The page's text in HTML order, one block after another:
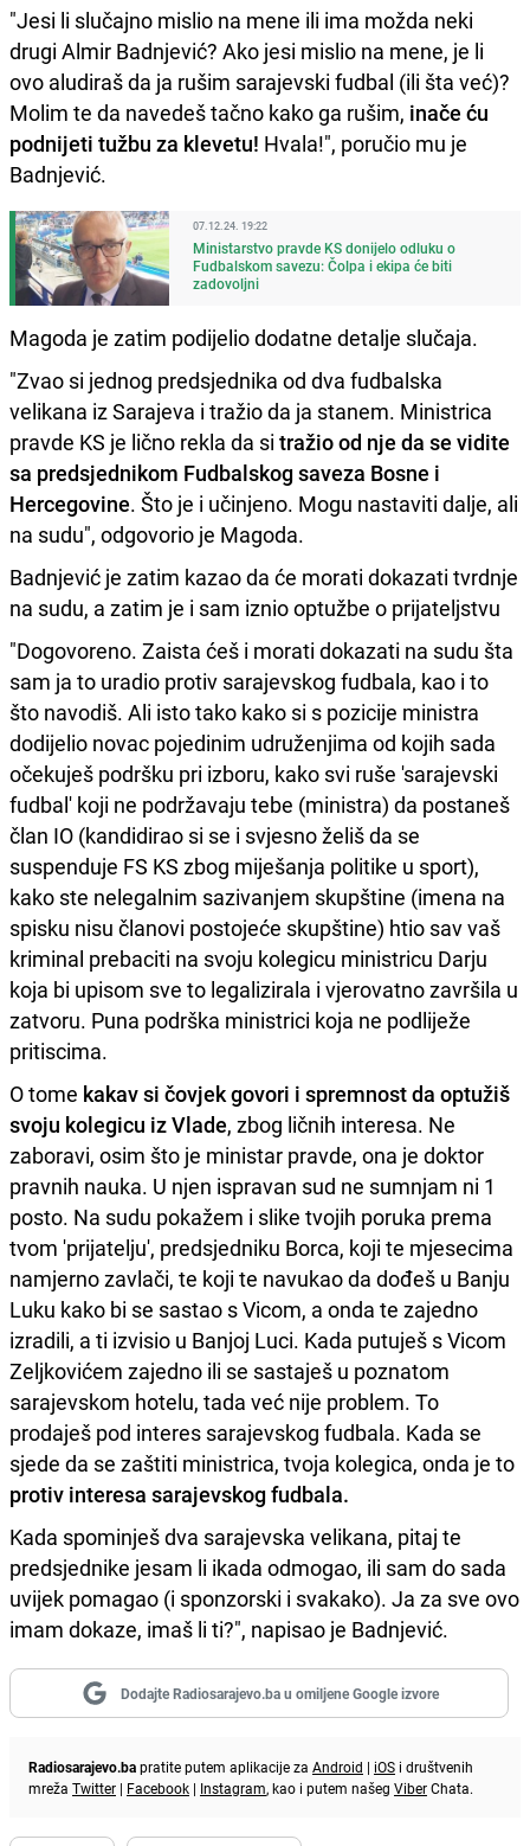
"Jesi li slučajno mislio na mene ili ima možda neki
drugi Almir Badnjević? Ako jesi mislio na mene, je li
ovo aludiraš da ja rušim sarajevski fudbal (ili šta već)?
Molim te da navedeš tačno kako ga rušim, inače ću
podnijeti tužbu za klevetu! Hvala!", poručio mu je
Badnjević.
07.12.24. 19:22
Ministarstvo pravde KS donijelo odluku o
Fudbalskom savezu: Čolpa i ekipa će biti
zadovoljni
Magoda je zatim podijelio dodatne detalje slučaja.
"Zvao si jednog predsjednika od dva fudbalska
velikana iz Sarajeva i tražio da ja stanem. Ministrica
pravde KS je lično rekla da si tražio od nje da se vidite
sa predsjednikom Fudbalskog saveza Bosne i
Hercegovine. Što je i učinjeno. Mogu nastaviti dalje, ali
na sudu", odgovorio je Magoda.
Badnjević je zatim kazao da će morati dokazati tvrdnje
na sudu, a zatim je i sam iznio optužbe o prijateljstvu
"Dogovoreno. Zaista ćeš i morati dokazati na sudu šta
sam ja to uradio protiv sarajevskog fudbala, kao i to
što navodiš. Ali isto tako kako si s pozicije ministra
dodijelio novac pojedinim udruženjima od kojih sada
očekuješ podršku pri izboru, kako svi ruše 'sarajevski
fudbal' koji ne podržavaju tebe (ministra) da postaneš
član IO (kandidirao si se i svjesno želiš da se
suspenduje FS KS zbog miješanja politike u sport),
kako ste nelegalnim sazivanjem skupštine (imena na
spisku nisu članovi postojeće skupštine) htio sav vaš
kriminal prebaciti na svoju kolegicu ministricu Darju
koja bi upisom sve to legalizirala i vjerovatno završila u
zatvoru. Puna podrška ministrici koja ne podliježe
pritiscima.
O tome kakav si čovjek govori i spremnost da optužiš
svoju kolegicu iz Vlade, zbog ličnih interesa. Ne
zaboravi, osim što je ministar pravde, ona je doktor
pravnih nauka. U njen ispravan sud ne sumnjam ni 1
posto. Na sudu pokažem i slike tvojih poruka prema
tvom 'prijatelju', predsjedniku Borca, koji te mjesecima
namjerno zavlači, te koji te navukao da dođeš u Banju
Luku kako bi se sastao s Vicom, a onda te zajedno
izradili, a ti izvisio u Banjoj Luci. Kada putuješ s Vicom
Zeljkovićem zajedno ili se sastaješ u poznatom
sarajevskom hotelu, tada već nije problem. To
prodaješ pod interes sarajevskog fudbala. Kada se
sjede da se zaštiti ministrica, tvoja kolegica, onda je to
protiv interesa sarajevskog fudbala.
Kada spominješ dva sarajevska velikana, pitaj te
predsjednike jesam li ikada odmogao, ili sam do sada
uvijek pomagao (i sponzorski i svakako). Ja za sve ovo
imam dokaze, imaš li ti?", napisao je Badnjević.
Dodajte Radiosarajevo.ba u omiljene Google izvore
Radiosarajevo.bapratite putem aplikacije za Android | iOS i društvenih
mreža Twitter | Facebook | Instagram, kao i putem našeg ViberChata.